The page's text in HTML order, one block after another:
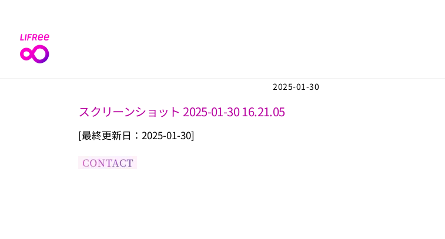
content
2025-01-30
スクリーンショット 2025-01-30 16.21.05
[最終更新日：2025-01-30]